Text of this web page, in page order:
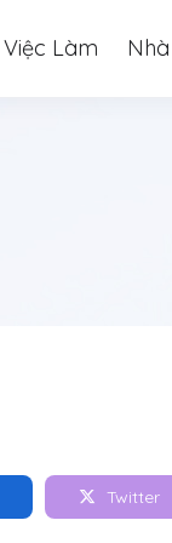
Việc Làm
Twitter